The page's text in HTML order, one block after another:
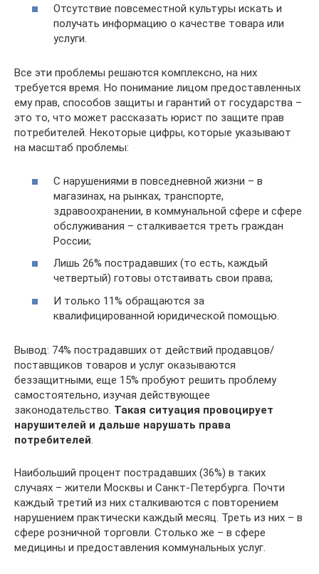
Отсутствие повсеместной культуры искать и
получать информацию о качестве товара или
услуги.
Все эти проблемы решаются комплексно, на них
требуется время. Но понимание лицом предоставленных
ему прав, способов защиты и гарантий от государства –
это то, что может рассказать юрист по защите прав
потребителей. Некоторые цифры, которые указывают
на масштаб проблемы:
С нарушениями в повседневной жизни – в
магазинах, на рынках, транспорте,
здравоохранении, в коммунальной сфере и сфере
обслуживания – сталкивается треть граждан
России;
Лишь 26% пострадавших (то есть, каждый
четвертый) готовы отстаивать свои права;
И только 11% обращаются за
квалифицированной юридической помощью.
Вывод: 74% пострадавших от действий продавцов/
поставщиков товаров и услуг оказываются
беззащитными, еще 15% пробуют решить проблему
самостоятельно, изучая действующее
законодательство. Такая ситуация провоцирует
нарушителей и дальше нарушать права
потребителей
Наибольший процент пострадавших (36%) в таких
случаях – жители Москвы и Санкт-Петербурга. Почти
каждый третий из них сталкиваются с повторением
нарушением практически каждый месяц. Треть из них – в
сфере розничной торговли. Столько же – в сфере
медицины и предоставления коммунальных услуг.